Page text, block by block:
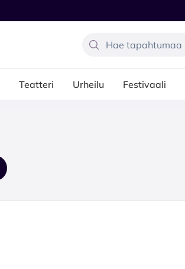
Teatteri Urheilu Festivaali